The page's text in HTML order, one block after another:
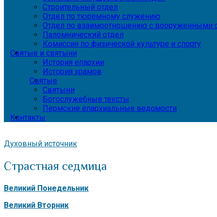
Строительный отдел
Отдел по тюремному служению
Отдел по взаимоотношению с вооруженными
Паломнический отдел
Комиссия по физической культуре и спорту
Святые и святыни
История епархии
История храмов
Святые
Святыни
Богослужебные тексты
Пермские епархиальные ведомости
Контакты
Духовный источник
Страстная седмица
Великий Понедельник
Великий Вторник